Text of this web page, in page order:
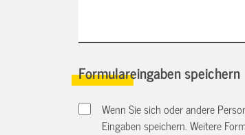
Formulareingaben speichern
Wenn Sie sich oder andere
Eingaben speichern. Weitere